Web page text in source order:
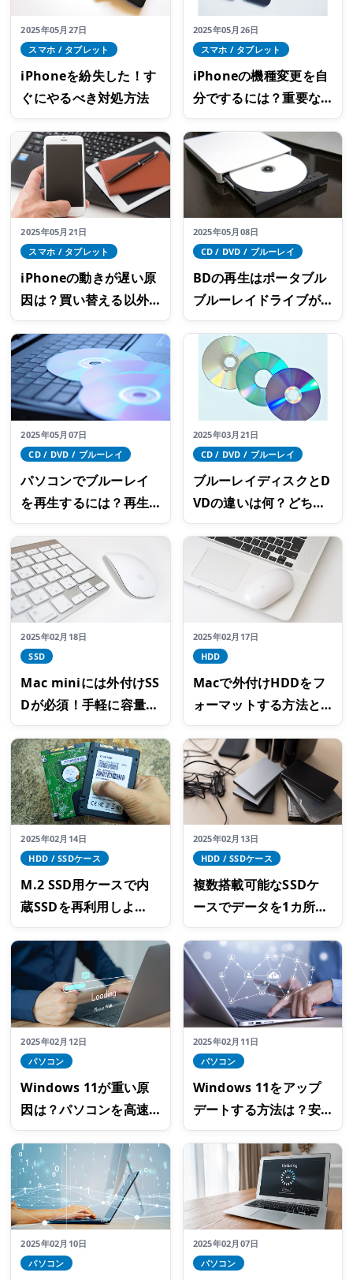
2025年05月27日
スマホ / タブレット
iPhoneを紛失した！す
ぐにやるべき対処方法
2025年05月26日
スマホ / タブレット
iPhoneの機種変更を自
分でするには？重要な
事前準備とデータ移行
のやり方
2025年05月21日
スマホ / タブレット
iPhoneの動きが遅い原
因は？買い替える以外
の6つの対処法
2025年05月08日
CD / DVD / ブルーレイ
BDの再生はポータブル
ブルーレイドライブが
おすすめ！製品選びの4
つのポイント
2025年05月07日
CD / DVD / ブルーレイ
パソコンでブルーレイ
を再生するには？再生
できない場合の対処法
も確認を
2025年03月21日
CD / DVD / ブルーレイ
ブルーレイディスクとD
VDの違いは何？どちら
を選ぶのが正解？
2025年02月18日
SSD
Mac miniには外付けSS
Dが必須！手軽に容量を
増やせるロジテックの
おすすめSSD
2025年02月17日
HDD
Macで外付けHDDをフ
ォーマットする方法と
できない時の対処法
2025年02月14日
HDD / SSDケース
M.2 SSD用ケースで内
蔵SSDを再利用しよ
う！高速なデータ転送
を行えるケースの選び
方
2025年02月13日
HDD / SSDケース
複数搭載可能なSSDケ
ースでデータを1カ所に
まとめよう！データ保
存に便利なロジテック
のおすすめ製品
2025年02月12日
パソコン
Windows 11が重い原
因は？パソコンを高速
化する方法
2025年02月11日
パソコン
Windows 11をアップ
デートする方法は？安
全のためにバックアッ
プを取っておこう
2025年02月10日
パソコン
2025年02月07日
パソコン